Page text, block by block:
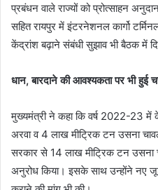
प्रबंधन वाले राज्यों को प्रोत्साहन
सहित रायपुर में इंटरनेशनल कार्गो
केंद्रांश बढ़ाने संबंधी सुझाव भी बैठक में
धान, बारदाने की आवश्यकता पर भी हुई
मुख्यमंत्री ने कहा कि वर्ष 2022-23
अरवा व 4 लाख मीट्रिक टन उसना
सरकार से 14 लाख मीट्रिक टन उसना
अनुरोध किया। इसके साथ उन्होंने नए